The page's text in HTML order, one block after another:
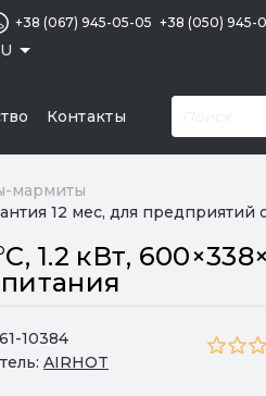
+38 (067) 945-05-05 +38 (050) 945-
Контакты
мармиты
12 мес, для
1.2 кВт,
10384
AIRHOT